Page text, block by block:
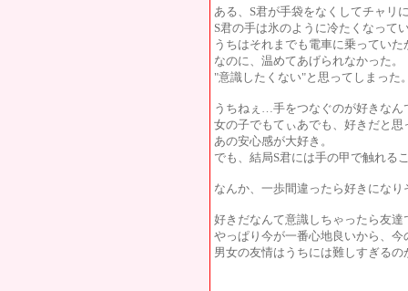
ある、S君が手袋をなくしてチャリ
S君の手は氷のように冷たくなって
うちはそれまでも電車に乗ってい
なのに、温めてあげられなかった。
"意識したくない"と思ってしまった
うちねぇ…手をつなぐのが好きなん
女の子でもてぃあでも、好きだと
あの安心感が大好き。
でも、結局S君には手の甲で触れる
なんか、一歩間違ったら好きにな
好きだなんて意識しちゃったら友
やっぱり今が一番心地良いから、
男女の友情はうちには難しすぎるの